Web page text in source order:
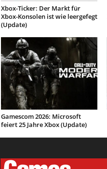
Xbox-Ticker: Der Markt für
Xbox-Konsolen ist wie leergefegt
(Update)
Gamescom 2026: Microsoft
feiert 25 Jahre Xbox (Update)